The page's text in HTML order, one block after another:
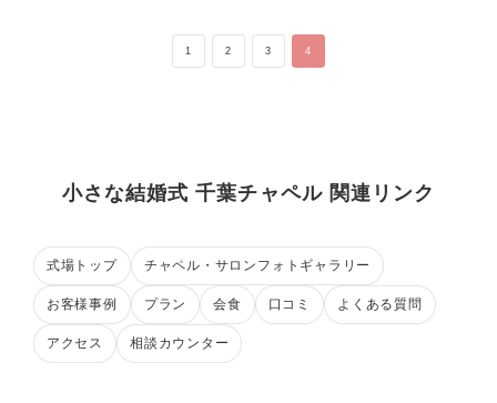
1 2 3 4
小さな結婚式 千葉チャペル 関連リンク
式場トップ チャペル・サロンフォトギャラリー
お客様事例 プラン 会食 口コミ よくある質問
アクセス 相談カウンター